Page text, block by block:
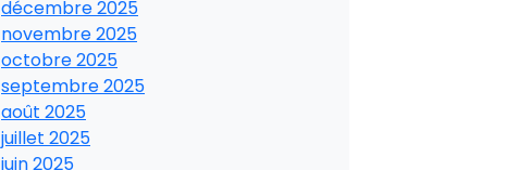
décembre 2025
novembre 2025
octobre 2025
septembre 2025
août 2025
juillet 2025
juin 2025